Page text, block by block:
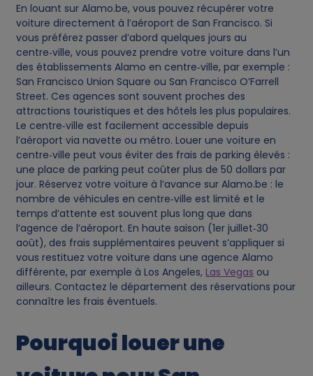
En louant sur Alamo.be, vous pouvez récupérer votre
voiture directement à l’aéroport de San Francisco. Si
vous préférez passer d’abord quelques jours au
centre‑ville, vous pouvez prendre votre voiture dans l’un
des établissements Alamo en centre‑ville, par exemple :
San Francisco Union Square ou San Francisco O’Farrell
Street. Ces agences sont souvent proches des
attractions touristiques et des hôtels les plus populaires.
Le centre‑ville est facilement accessible depuis
l’aéroport via navette ou métro. Louer une voiture en
centre‑ville peut vous éviter des frais de parking élevés :
une place de parking peut coûter plus de 50 dollars par
jour. Réservez votre voiture à l’avance sur Alamo.be : le
nombre de véhicules en centre‑ville est limité et le
temps d’attente est souvent plus long que dans
l’agence de l’aéroport. En haute saison (1er juillet‑30
août), des frais supplémentaires peuvent s’appliquer si
vous restituez votre voiture dans une agence Alamo
différente, par exemple à Los Angeles, Las Vegas ou
ailleurs. Contactez le département des réservations pour
connaître les frais éventuels.
Pourquoi louer une